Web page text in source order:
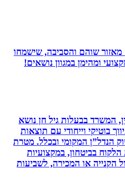
שוהם והסביבה, שישמחו
במגוון נושאים!
בבעלות גיל חן נושא
וייחודי עם תוצאות
המקומי ובכלל. מטרת
בביטחון, במקצועיות
או המכירה, לשביעות